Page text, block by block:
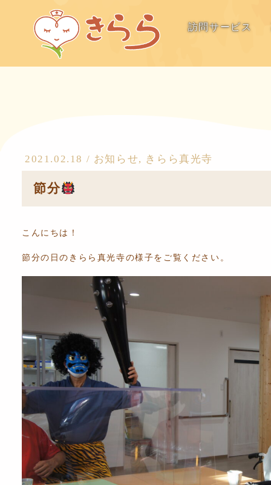
訪問サービス
2021.02.18 / お知らせ, きらら真光寺
節分
こんにちは！
節分の日のきらら真光寺の様子をご覧ください。